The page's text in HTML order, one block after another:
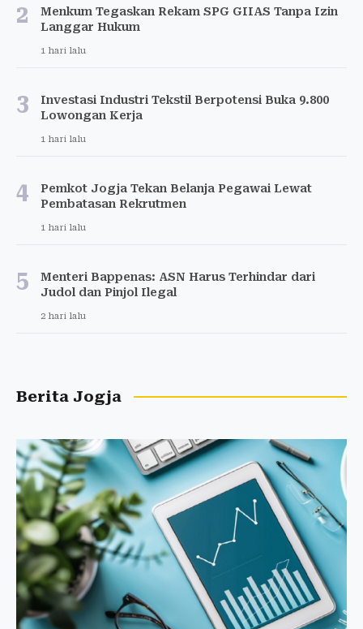
2
Menkum Tegaskan Rekam SPG GIIAS Tanpa Izin
Langgar Hukum
1 hari lalu
3
Investasi Industri Tekstil Berpotensi Buka 9.800
Lowongan Kerja
1 hari lalu
4
Pemkot Jogja Tekan Belanja Pegawai Lewat
Pembatasan Rekrutmen
1 hari lalu
5
Menteri Bappenas: ASN Harus Terhindar dari
Judol dan Pinjol Ilegal
2 hari lalu
Berita Jogja